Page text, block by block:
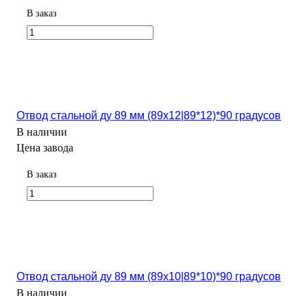
В заказ
Отвод стальной ду 89 мм (89х12|89*12)*90 градусов
В наличии
Цена завода
В заказ
Отвод стальной ду 89 мм (89х10|89*10)*90 градусов
В наличии